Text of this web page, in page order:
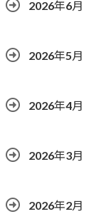
2026年6月
2026年5月
2026年4月
2026年3月
2026年2月